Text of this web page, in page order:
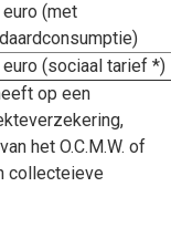
(met
euro (sociaal tarief *)
op een
het O.C.M.W. of
collecteieve